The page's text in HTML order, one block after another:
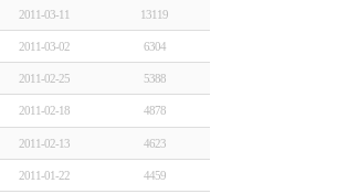
2011-03-11 13119
2011-03-02 6304
2011-02-25 5388
2011-02-18 4878
2011-02-13 4623
2011-01-22 4459